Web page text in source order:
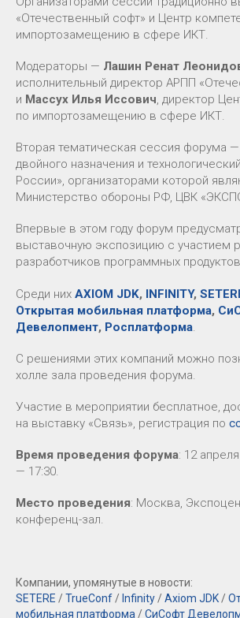
«Отечественный софт» и Центр
импортозамещению в сфере ИКТ.
Модераторы — Лашин Ренат
исполнительный директор АРПП
и Массух Илья Иссович, директор
по импортозамещению в сфере ИКТ.
Вторая тематическая сессия форума —
двойного назначения и
России», организаторами которой
Министерство обороны РФ, ЦВК
Впервые в этом году форум
выставочную экспозицию с участием
разработчиков программных
Среди них AXIOM JDK, INFINITY,
Открытая мобильная платформа,
Девелопмент, Росплатформа
С решениями этих компаний можно
холле зала проведения форума.
Участие в мероприятии бесплатное,
на выставку «Связь», регистрация по
Время проведения форума: 12
— 17:30.
Место проведения: Москва,
конференц-зал.
Компании, упомянутые в новости:
SETERE /TrueConf/ Infinity/Axiom JDK/
мобильная платформа/СиСофт